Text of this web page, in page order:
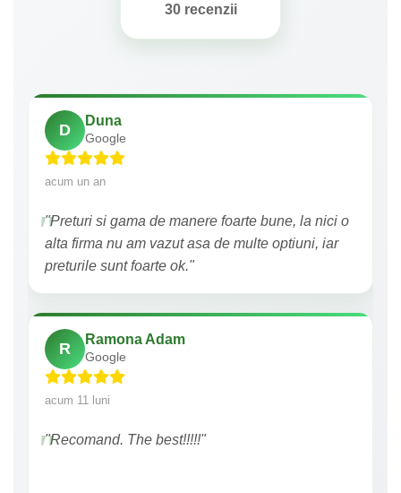
30 recenzii
D
Duna
Google
acum un an
"Preturi si gama de manere foarte bune, la nici o
alta firma nu am vazut asa de multe optiuni, iar
preturile sunt foarte ok."
R
Ramona Adam
Google
acum 11 luni
"Recomand. The best!!!!!"